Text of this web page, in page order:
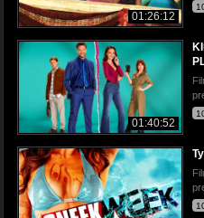
01:26:12
01:40:52